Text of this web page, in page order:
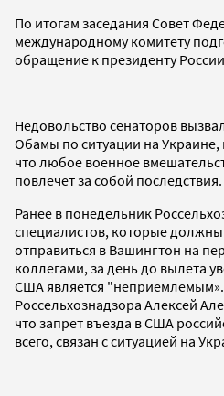
По итогам заседания Совет
международному комитету
обращение к президенту
Недовольство сенаторов
Обамы по ситуации на
что любое военное
повлечет за собой последствия.
Ранее в понедельник
специалистов, которые
отправиться в Вашингтон на
коллегами, за день до вылета
США является
Россельхознадзора Алексей
что запрет въезда в США
всего, связан с ситуацией на